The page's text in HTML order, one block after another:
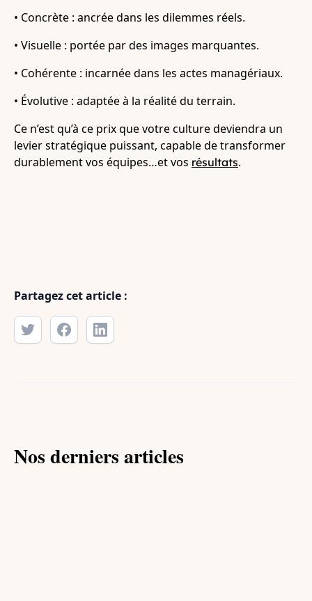
• Concrète : ancrée dans les dilemmes réels.
• Visuelle : portée par des images marquantes.
• Cohérente : incarnée dans les actes managériaux.
• Évolutive : adaptée à la réalité du terrain.
Ce n’est qu’à ce prix que votre culture deviendra un
levier stratégique puissant, capable de transformer
durablement vos équipes…et vos résultats.
Partagez cet article :
Nos derniers articles